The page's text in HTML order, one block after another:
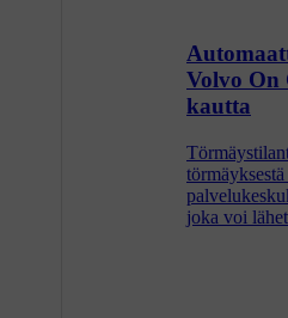
Volvo On
kautta
joka voi